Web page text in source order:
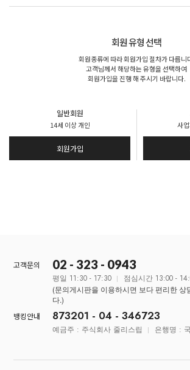
회원 유형 선택
회원종류에 따라 회원가입 절차가 다릅니
고객님께서 해당하는 유형을 선택하여
회원가입을 진행 해 주시기 바랍니다.
일반회원
14세 이상 개인
회원가입
사
고객문의 02 - 323 - 0943
평일 11:30 - 17:30 점심시간 13:00 -
(문의게시판을 이용하시면 보다 편리한 상
다.)
뱅킹안내
873201 - 04 - 346723
예금주 : 주식회사 줄리스립 은행명 :